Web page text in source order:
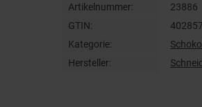
Artikelnummer:
23886
GTIN:
Kategorie:
Hersteller: